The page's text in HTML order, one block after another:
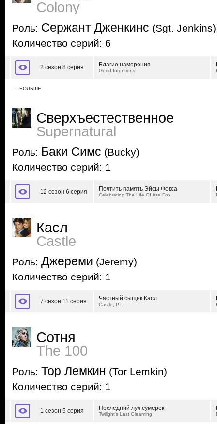
Colony
Роль: Сержант Дженкинс (Sgt. Jenkins)
Количество серий: 6
2 сезон 8 серия Благие намерения
Good Intentions
…БОЛЬШЕ
Сверхъестественное
Supernatural
Роль: Баки Симс (Bucky)
Количество серий: 1
12 сезон 6 серия Почтить память Эйсы Фокса
Celebrating The Life Of Asa Fox
Касл
Castle
Роль: Джереми (Jeremy)
Количество серий: 1
7 сезон 11 серия Частный сыщик Касл
Castle, P.I.
Сотня
The 100
Роль: Тор Лемкин (Tor Lemkin)
Количество серий: 1
1 сезон 5 серия Последний луч сумерек
Twilight's Last Gleaming